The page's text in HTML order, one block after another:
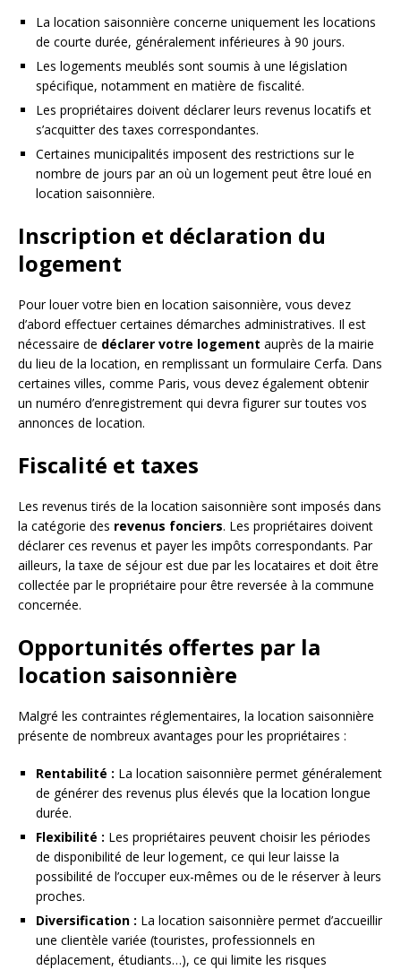
La location saisonnière concerne uniquement les locations
de courte durée, généralement inférieures à 90 jours.
Les logements meublés sont soumis à une législation
spécifique, notamment en matière de fiscalité.
Les propriétaires doivent déclarer leurs revenus locatifs et
s’acquitter des taxes correspondantes.
Certaines municipalités imposent des restrictions sur le
nombre de jours par an où un logement peut être loué en
location saisonnière.
Inscription et déclaration du
logement
Pour louer votre bien en location saisonnière, vous devez
d’abord effectuer certaines démarches administratives. Il est
nécessaire de déclarer votre logement auprès de la mairie
du lieu de la location, en remplissant un formulaire Cerfa. Dans
certaines villes, comme Paris, vous devez également obtenir
un numéro d’enregistrement qui devra figurer sur toutes vos
annonces de location.
Fiscalité et taxes
Les revenus tirés de la location saisonnière sont imposés dans
la catégorie des revenus fonciers. Les propriétaires doivent
déclarer ces revenus et payer les impôts correspondants. Par
ailleurs, la taxe de séjour est due par les locataires et doit être
collectée par le propriétaire pour être reversée à la commune
concernée.
Opportunités offertes par la
location saisonnière
Malgré les contraintes réglementaires, la location saisonnière
présente de nombreux avantages pour les propriétaires :
Rentabilité : La location saisonnière permet généralement
de générer des revenus plus élevés que la location longue
durée.
Flexibilité : Les propriétaires peuvent choisir les périodes
de disponibilité de leur logement, ce qui leur laisse la
possibilité de l’occuper eux-mêmes ou de le réserver à leurs
proches.
Diversification : La location saisonnière permet d’accueillir
une clientèle variée (touristes, professionnels en
déplacement, étudiants…), ce qui limite les risques